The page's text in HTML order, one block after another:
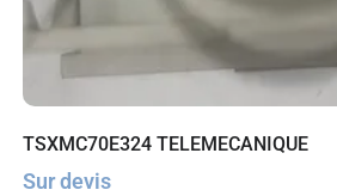
TSXMC70E324 TELEMECANIQUE
Sur devis